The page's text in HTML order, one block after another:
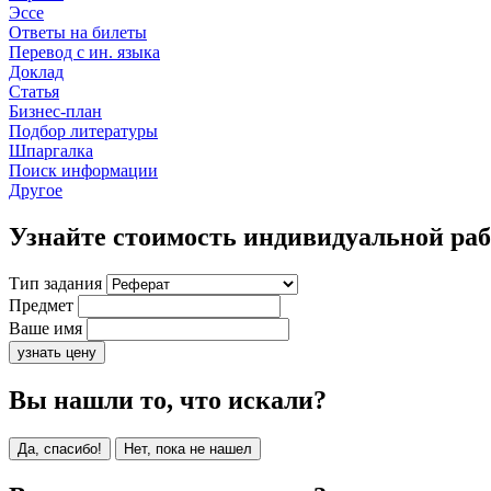
Эссе
Ответы на билеты
Перевод с ин. языка
Доклад
Статья
Бизнес-план
Подбор литературы
Шпаргалка
Поиск информации
Другое
Узнайте стоимость индивидуальной
Тип задания
Предмет
Ваше имя
узнать цену
Вы нашли то, что искали?
Да, спасибо! Нет, пока не нашел